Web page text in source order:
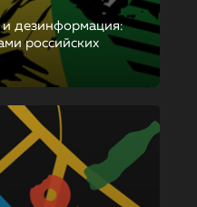
дезинформация:
российских